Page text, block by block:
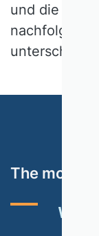
und die
The most
VHB